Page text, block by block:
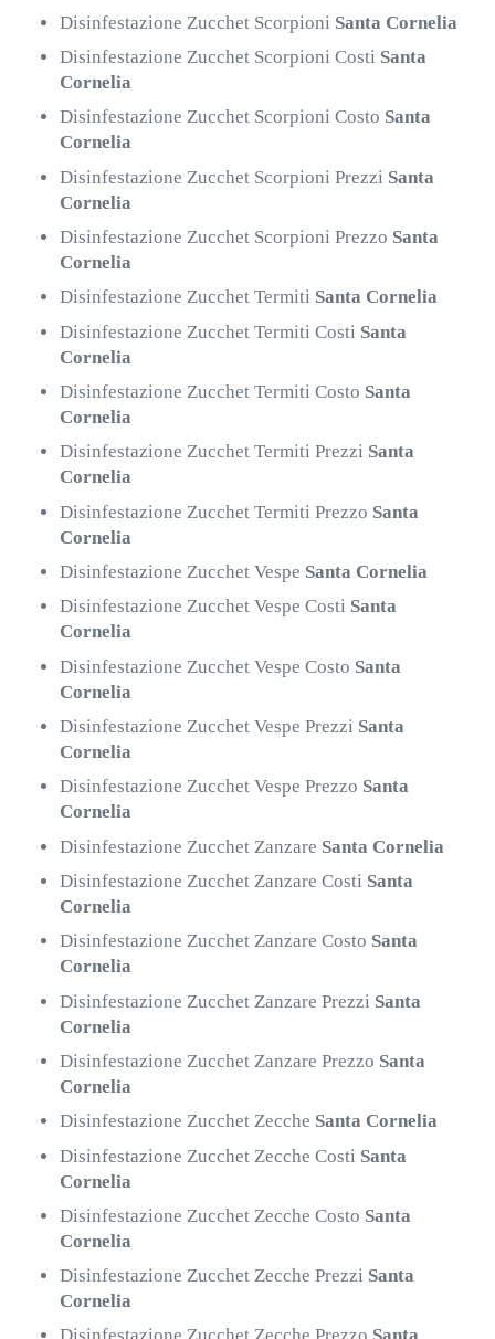
Disinfestazione Zucchet Scorpioni Santa Cornelia
Disinfestazione Zucchet Scorpioni Costi Santa
Cornelia
Disinfestazione Zucchet Scorpioni Costo Santa
Cornelia
Disinfestazione Zucchet Scorpioni Prezzi Santa
Cornelia
Disinfestazione Zucchet Scorpioni Prezzo Santa
Cornelia
Disinfestazione Zucchet Termiti Santa Cornelia
Disinfestazione Zucchet Termiti Costi Santa
Cornelia
Disinfestazione Zucchet Termiti Costo Santa
Cornelia
Disinfestazione Zucchet Termiti Prezzi Santa
Cornelia
Disinfestazione Zucchet Termiti Prezzo Santa
Cornelia
Disinfestazione Zucchet Vespe Santa Cornelia
Disinfestazione Zucchet Vespe Costi Santa
Cornelia
Disinfestazione Zucchet Vespe Costo Santa
Cornelia
Disinfestazione Zucchet Vespe Prezzi Santa
Cornelia
Disinfestazione Zucchet Vespe Prezzo Santa
Cornelia
Disinfestazione Zucchet Zanzare Santa Cornelia
Disinfestazione Zucchet Zanzare Costi Santa
Cornelia
Disinfestazione Zucchet Zanzare Costo Santa
Cornelia
Disinfestazione Zucchet Zanzare Prezzi Santa
Cornelia
Disinfestazione Zucchet Zanzare Prezzo Santa
Cornelia
Disinfestazione Zucchet Zecche Santa Cornelia
Disinfestazione Zucchet Zecche Costi Santa
Cornelia
Disinfestazione Zucchet Zecche Costo Santa
Cornelia
Disinfestazione Zucchet Zecche Prezzi Santa
Cornelia